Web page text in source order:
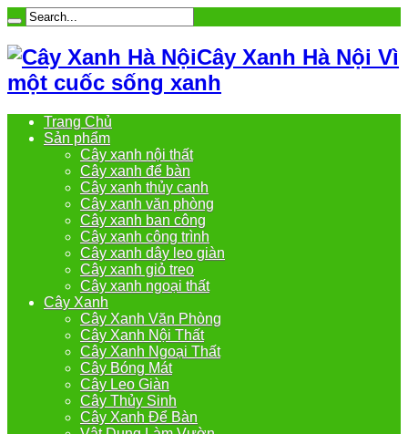
Cây Xanh Hà Nội Vì
một cuốc sống xanh
Trang Chủ
Sản phẩm
Cây xanh nội thất
Cây xanh để bàn
Cây xanh thủy canh
Cây xanh văn phòng
Cây xanh ban công
Cây xanh công trình
Cây xanh dây leo giàn
Cây xanh giỏ treo
Cây xanh ngoại thất
Cây Xanh
Cây Xanh Văn Phòng
Cây Xanh Nội Thất
Cây Xanh Ngoại Thất
Cây Bóng Mát
Cây Leo Giàn
Cây Thủy Sinh
Cây Xanh Để Bàn